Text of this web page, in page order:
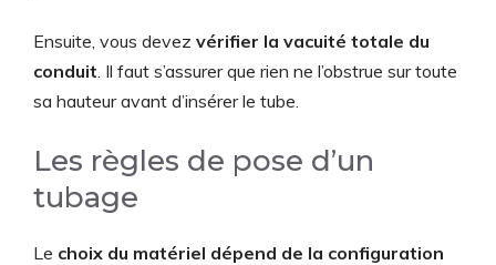
Ensuite, vous devez vérifier la vacuité totale du
conduit . Il faut s’assurer que rien ne l’obstrue sur toute
sa hauteur avant d’insérer le tube.
Les règles de pose d’un
tubage
Le choix du matériel dépend de la configuration